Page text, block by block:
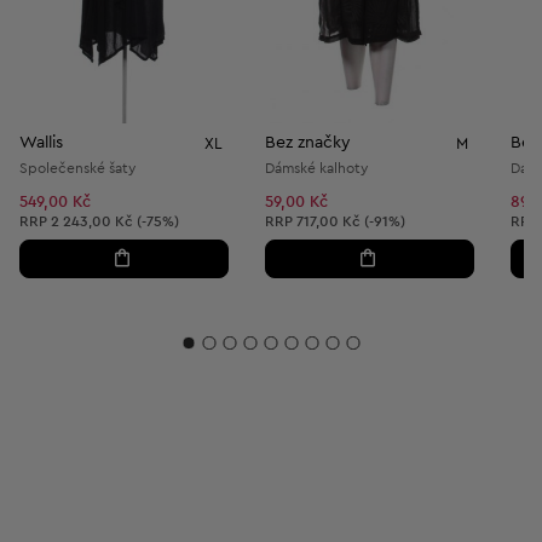
Wallis XL
Společenské šaty
549,00 Kč
Doporučená cena:
RRP 2 243,00 Kč (-75%)
Bez značky M
Dámské kalhoty
59,00 Kč
Doporučená cena:
RRP 717,00 Kč (-91%) RRP